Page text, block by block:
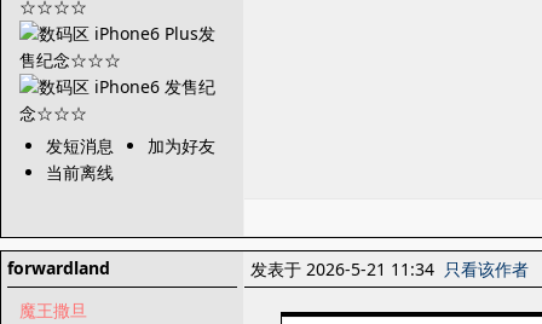
发短消息
加为好友
当前离线
forwardland
魔王撒旦
发表于 2026-5-21 11:34 只看该作者